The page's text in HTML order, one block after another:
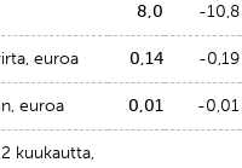
8,0 -10,8
euroa 0,14 -0,19
euroa 0,01 -0,01
kuukautta,